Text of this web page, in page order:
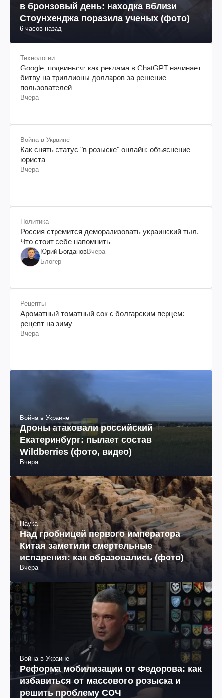
в бронзовый день: находка вблизи
Стоунхенджа поразила ученых (фото)
6 часов назад
Технологии
Google, подвинься: как реклама в ChatGPT начинает
битву на триллионы долларов за решение
пользователей
Вчера
Война в Украине
Как снять статус "в розыске" онлайн: объяснение
юриста
Вчера
Политика
Россия стремится деморализовать украинский тыл.
Что стоит себе напомнить
Юрий БогдановВчера
Блогер
Рецепты
Ароматный томатный сок с болгарским перцем:
рецепт на зиму
Вчера
Война в Украине
Дроны атаковали российский
Екатеринбург: пылает состав
Wildberries (фото, видео)
Вчера
Наука
Над гробницей первого императора
Китая заметили смертельные
испарения: как образовались (фото)
Вчера
Война в Украине
Реформа мобилизации от Федорова: как
избавиться от массового розыска и
решить проблему СОЧ